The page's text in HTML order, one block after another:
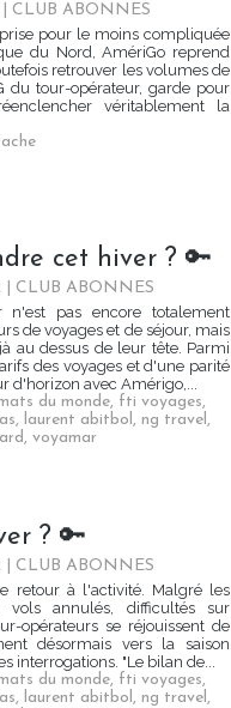
CLUB ABONNES
pour le moins compliquée
du Nord, AmériGo reprend
retrouver les volumes de
du tour-opérateur, garde pour
véritablement la
cet hiver ? 🔑
CLUB ABONNES
pas encore totalement
de voyages et de séjour, mais
au dessus de leur tête. Parmi
des voyages et d'une parité
d'horizon avec Amérigo,...
du monde, fti voyages,
, laurent abitbol, ng travel,
, voyamar
? 🔑
CLUB ABONNES
retour à l'activité. Malgré les
vols annulés, difficultés sur
opérateurs se réjouissent de
désormais vers la saison
interrogations. "Le bilan de...
du monde, fti voyages,
, laurent abitbol, ng travel,